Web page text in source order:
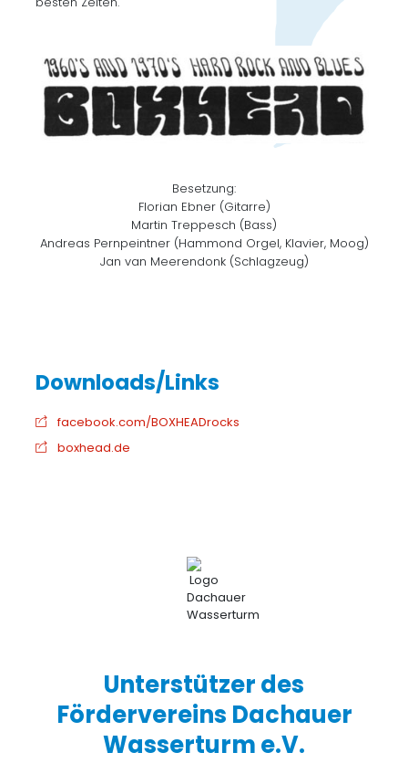
Besetzung:
Florian Ebner (Gitarre)
Martin Treppesch (Bass)
Andreas Pernpeintner (Hammond Orgel, Klavier, Moog)
Jan van Meerendonk (Schlagzeug)
facebook.com/BOXHEADrocks
boxhead.de
Unterstützer des
Fördervereins Dachauer
Wasserturm e.V.